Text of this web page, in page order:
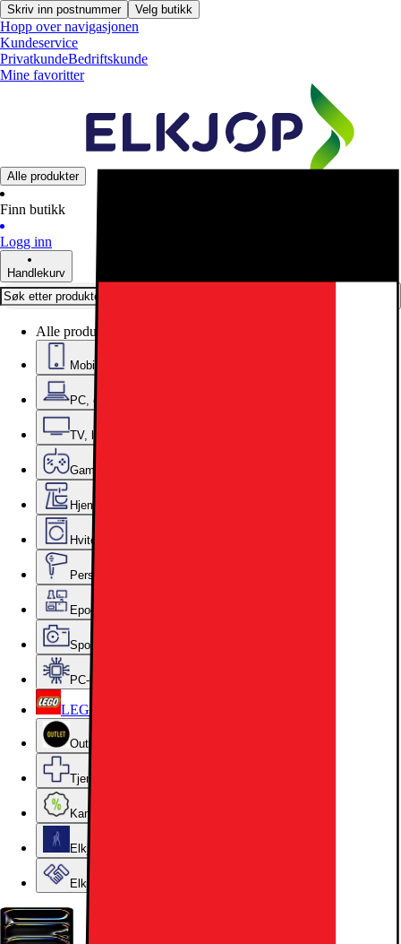
Skriv inn postnummer Velg butikk
Hopp over navigasjonen
Kundeservice
PrivatkundeBedriftskunde
Mine favoritter
Alle produkter
Finn butikk
Logg inn
Handlekurv
Alle produkter
Mobil, nettbrett og smartklokker
PC, datautstyr og kontor
TV, lyd og smarte hjem
Gaming
Hjem, rengjøring og kjøkkenutstyr
Hvitevarer
Personlig pleie, skjønnhet og velvære
Epoq kjøkken og vaskerom
Sport, hobby og fritid
PC-komponenter
LEGO
Outlet
Tjenester og tilbehør
Kampanjer
Elkjøps kundeklubb
Elkjøp Bedrift